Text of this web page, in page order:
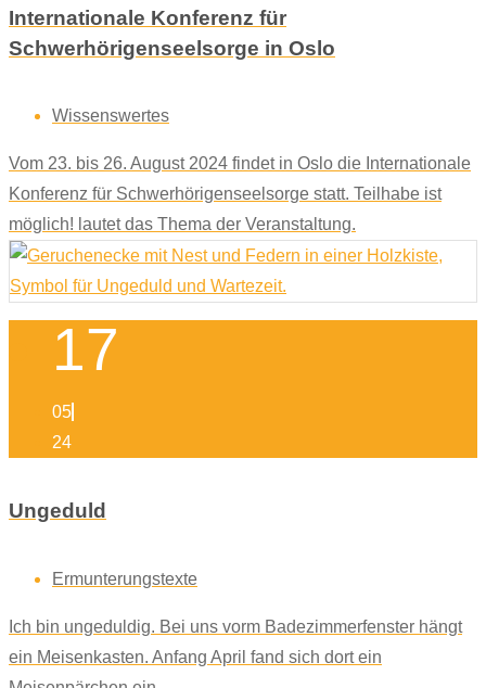
Internationale Konferenz für
Schwerhörigenseelsorge in Oslo
Wissenswertes
Vom 23. bis 26. August 2024 findet in Oslo die Internationale
Konferenz für Schwerhörigenseelsorge statt. Teilhabe ist
möglich! lautet das Thema der Veranstaltung.
17
05
24
Ungeduld
Ermunterungstexte
Ich bin ungeduldig. Bei uns vorm Badezimmerfenster hängt
ein Meisenkasten. Anfang April fand sich dort ein